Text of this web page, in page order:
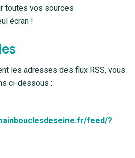
toutes vos sources
écran !
les adresses des flux RSS, vous
ci-dessous :
feed/?